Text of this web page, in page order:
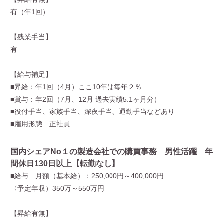
有（年1回）
【残業手当】
有
【給与補足】
■昇給：年1回（4月）ここ10年は毎年２％
■賞与：年2回（7月、12月 過去実績5.1ヶ月分）
■役付手当、家族手当、深夜手当、通勤手当などあり
■雇用形態…正社員
国内シェアNo１の製造会社での購買事務 男性活躍 年
間休日130日以上【転勤なし】
■給与…月額（基本給）：250,000円～400,000円
〈予定年収）350万～550万円
【昇給有無】